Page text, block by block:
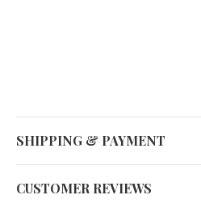
SHIPPING & PAYMENT
CUSTOMER REVIEWS